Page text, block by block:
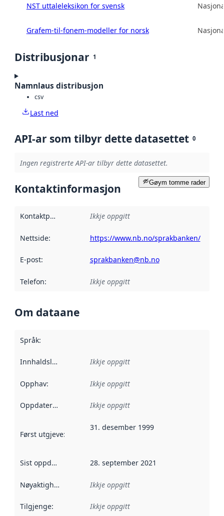
NST uttaleleksikon for svensk
Grafem-til-fonem-modeller for norsk
Distribusjonar 1
Namnlaus distribusjon
csv
Last ned
API-ar som tilbyr dette datasettet 0
Ingen registrerte API-ar tilbyr dette datasettet.
Gøym tomme rader
Kontaktinformasjon
Kontaktpunkt Ikkje oppgitt
Nettside: https://www.nb.no/sprakbanken/
E-post: sprakbanken@nb.no
Telefon: Ikkje oppgitt
Om dataane
Språk:
Innhaldsleverandørar :
Ikkje oppgitt
Opphav: Ikkje oppgitt
Oppdateringsfrekvens :
Ikkje oppgitt
Først utgjeve:
31. desember 1999
Sist oppdatert 28. september 2021
Nøyaktigheit Ikkje oppgitt
Tilgjenge: Ikkje oppgitt